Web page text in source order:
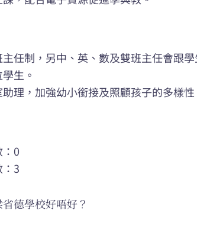
任制，另中、英、數及雙班主任會跟
生。
理，加強幼小銜接及照顧孩子的多樣性
0
3
德學校好唔好？